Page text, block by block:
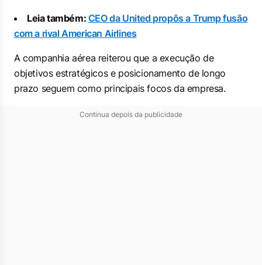
Leia também: CEO da United propôs a Trump fusão
com a rival American Airlines
A companhia aérea reiterou que a execução de
objetivos estratégicos e posicionamento de longo
prazo seguem como principais focos da empresa.
Continua depois da publicidade